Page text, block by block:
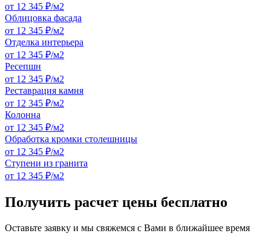
от 12 345 ₽/м2
Облицовка фасада
от 12 345 ₽/м2
Отделка интерьера
от 12 345 ₽/м2
Ресепшн
от 12 345 ₽/м2
Реставрация камня
от 12 345 ₽/м2
Колонна
от 12 345 ₽/м2
Обработка кромки столешницы
от 12 345 ₽/м2
Ступени из гранита
от 12 345 ₽/м2
Получить расчет цены бесплатно
Оставьте заявку и мы свяжемся с Вами в ближайшее время